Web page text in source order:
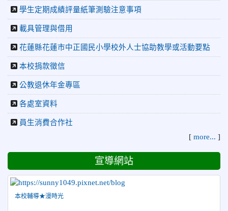
2026-04-27
榮譽
賀 本校籃球隊參加115年花蓮縣縣長盃籃
球錦標賽 榮獲亞軍！
2026-04-09
公告
賀! 本校中正國小115年度(1~3年級)健康
促進繪畫比賽優勝名單
2026-04-08
榮譽
2026-07-23 榮譽
115年度花蓮縣第七屆太平洋盃X華紙公
益盃PTWA全國自走車競賽AI素養競賽榮獲銅牌
榮譽
跆拳道品勢錦標賽 榮獲佳績！
2026-06-30 檢送「花蓮縣115學年度推動國民中學充實校安
人力聯合甄選簡章」1份，敬請協助公告周知，請查照。
2026-06-29
榮譽
學生定期成績評量紙筆測驗注意事項
載具管理與借用
花蓮縣花蓮市中正國民小學校外人士協助教學或活動要點
本校捐款徵信
公教退休年金專區
各處室資料
員生消費合作社
[ more... ]
宣導網站
本校輔導★漫時光